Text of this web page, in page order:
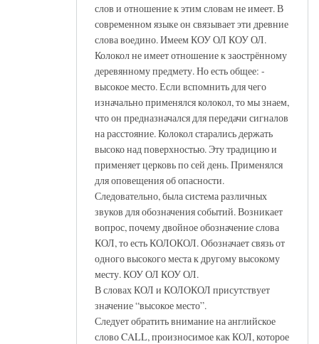
слов и отношение к этим словам не имеет. В
современном языке он связывает эти древние
слова воедино. Имеем КОУ ОЛ КОУ ОЛ.
Колокол не имеет отношение к заострённому
деревянному предмету. Но есть общее: -
высокое место. Если вспомнить для чего
изначально применялся колокол, то мы знаем,
что он предназначался для передачи сигналов
на расстояние. Колокол старались держать
высоко над поверхностью. Эту традицию и
применяет церковь по сей день. Применялся
для оповещения об опасности.
Следовательно, была система различных
звуков для обозначения событий. Возникает
вопрос, почему двойное обозначение слова
КОЛ, то есть КОЛОКОЛ. Обозначает связь от
одного высокого места к другому высокому
месту. КОУ ОЛ КОУ ОЛ.
В словах КОЛ и КОЛОКОЛ присутствует
значение “высокое место”.
Следует обратить внимание на английское
слово CALL, произносимое как КОЛ, которое